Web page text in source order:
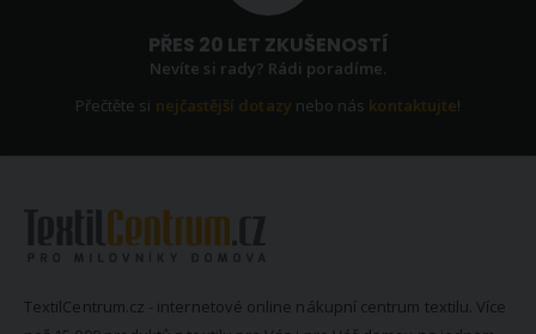
PŘES 20 LET ZKUŠENOSTÍ
Nevíte si rady? Rádi poradíme.
Přečtěte si nejčastější dotazy nebo nás kontaktujte!
TextilCentrum.cz - internetové online nákupní centrum textilu. Více